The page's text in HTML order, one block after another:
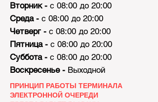
Вторник - с 08:00 до 20:00
Среда - с 08:00 до 20:00
Четверг - с 08:00 до 20:00
Пятница - с 08:00 до 20:00
Суббота - с 08:00 до 20:00
Воскресенье - Выходной
ПРИНЦИП РАБОТЫ ТЕРМИНАЛА
ЭЛЕКТРОННОЙ ОЧЕРЕДИ